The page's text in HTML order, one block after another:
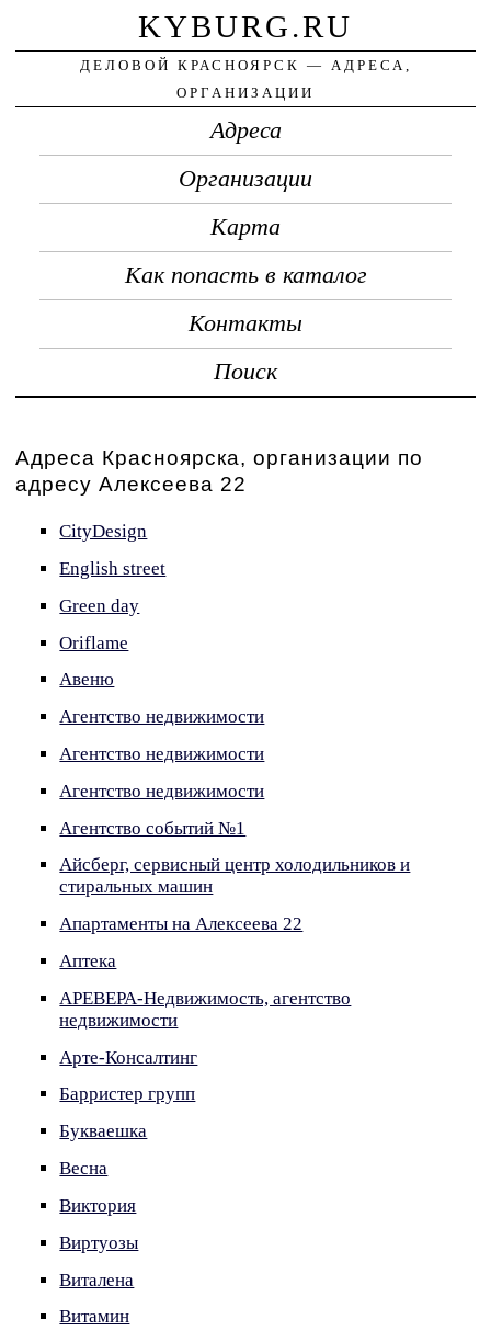
KYBURG.RU
ДЕЛОВОЙ КРАСНОЯРСК — АДРЕСА,
ОРГАНИЗАЦИИ
Адреса
Организации
Карта
Как попасть в каталог
Контакты
Поиск
Адреса Красноярска, организации по
адресу Алексеева 22
CityDesign
English street
Green day
Oriflame
Авеню
Агентство недвижимости
Агентство недвижимости
Агентство недвижимости
Агентство событий №1
Айсберг, сервисный центр холодильников и
стиральных машин
Апартаменты на Алексеева 22
Аптека
АРЕВЕРА-Недвижимость, агентство
недвижимости
Арте-Консалтинг
Барристер групп
Букваешка
Весна
Виктория
Виртуозы
Виталена
Витамин